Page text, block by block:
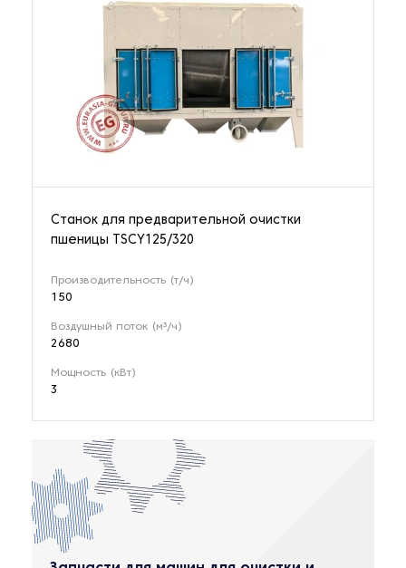
Станок для предварительной очистки
пшеницы TSCY125/320
Производительность (т/ч)
150
Воздушный поток (м³/ч)
2680
Мощность (кВт)
3